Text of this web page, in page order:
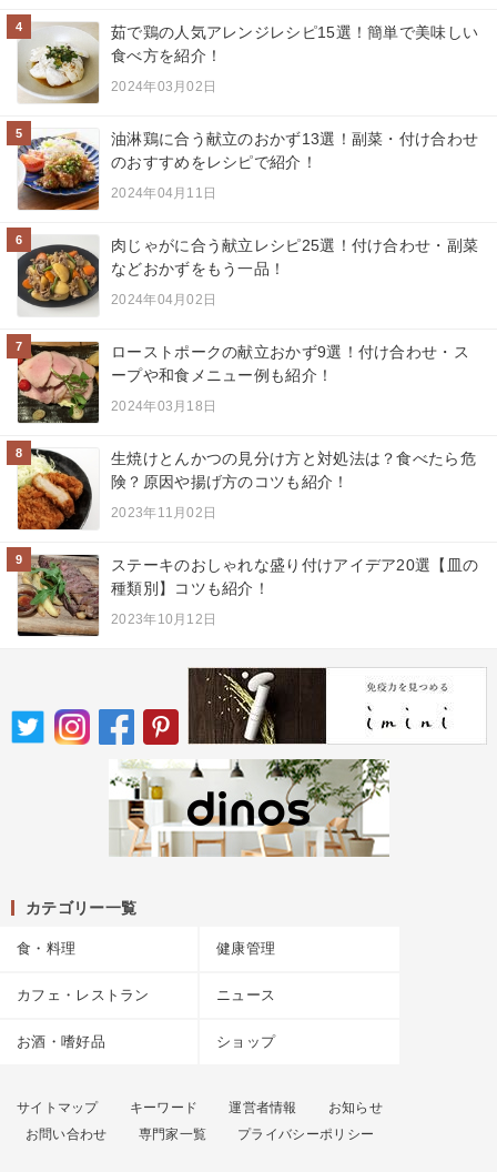
4
茹で鶏の人気アレンジレシピ15選！簡単で美味しい
食べ方を紹介！
2024年03月02日
5
油淋鶏に合う献立のおかず13選！副菜・付け合わせ
のおすすめをレシピで紹介！
2024年04月11日
6
肉じゃがに合う献立レシピ25選！付け合わせ・副菜
などおかずをもう一品！
2024年04月02日
7
ローストポークの献立おかず9選！付け合わせ・ス
ープや和食メニュー例も紹介！
2024年03月18日
8
生焼けとんかつの見分け方と対処法は？食べたら危
険？原因や揚げ方のコツも紹介！
2023年11月02日
9
ステーキのおしゃれな盛り付けアイデア20選【皿の
種類別】コツも紹介！
2023年10月12日
カテゴリー一覧
食・料理 健康管理
カフェ・レストラン ニュース
お酒・嗜好品 ショップ
サイトマップ キーワード 運営者情報
お知らせ
お問い合わせ
専門家一覧 プライバシーポリシー